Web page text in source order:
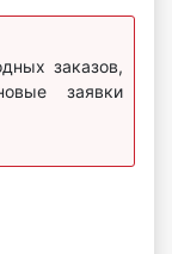
заказов,
заявки